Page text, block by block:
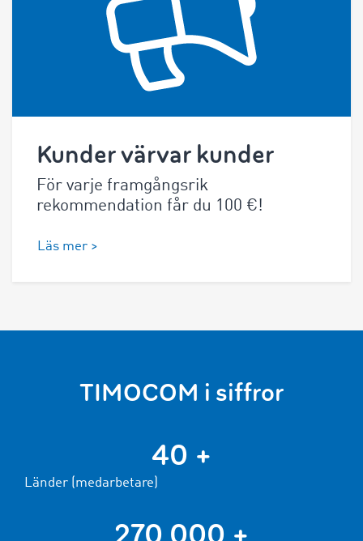
Kunder värvar kunder
För varje framgångsrik
rekommendation får du 100 €!
Läs mer >
TIMOCOM i siffror
40 +
Länder (medarbetare)